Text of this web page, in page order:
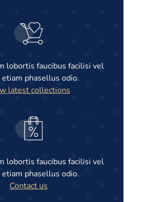
lobortis faucibus facilisi vel
phasellus odio.
latest collections
lobortis faucibus facilisi vel
phasellus odio.
Contact us